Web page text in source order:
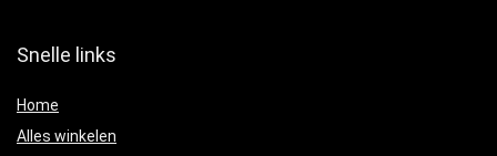
Snelle links
Home
Alles winkelen